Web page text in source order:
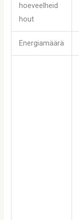
hoeveelheid
hout
Energiamäärä